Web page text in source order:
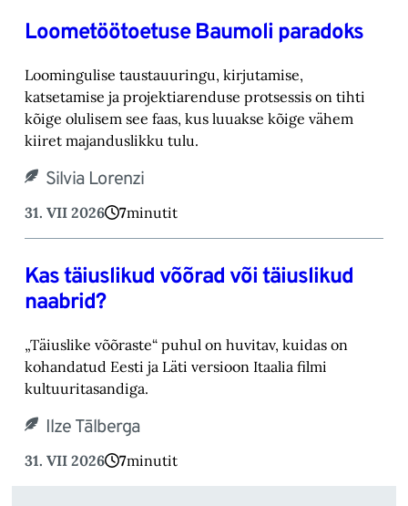
Loometöötoetuse Baumoli paradoks
Loomingulise taustauuringu, kirjutamise,
katsetamise ja projektiarenduse protsessis on tihti
kõige olulisem see faas, kus luuakse kõige vähem
kiiret majanduslikku tulu.
Silvia Lorenzi
31. VII 2026 7minutit
Kas täiuslikud võõrad või täiuslikud
naabrid?
„Täiuslike võõraste“ puhul on huvitav, kuidas on
kohandatud Eesti ja Läti versioon Itaalia filmi
kultuuritasandiga.
Ilze Tālberga
31. VII 2026 7minutit